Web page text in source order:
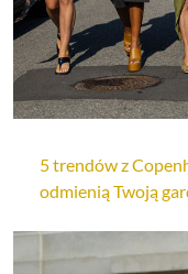
5 trendów z
odmienią Twoją